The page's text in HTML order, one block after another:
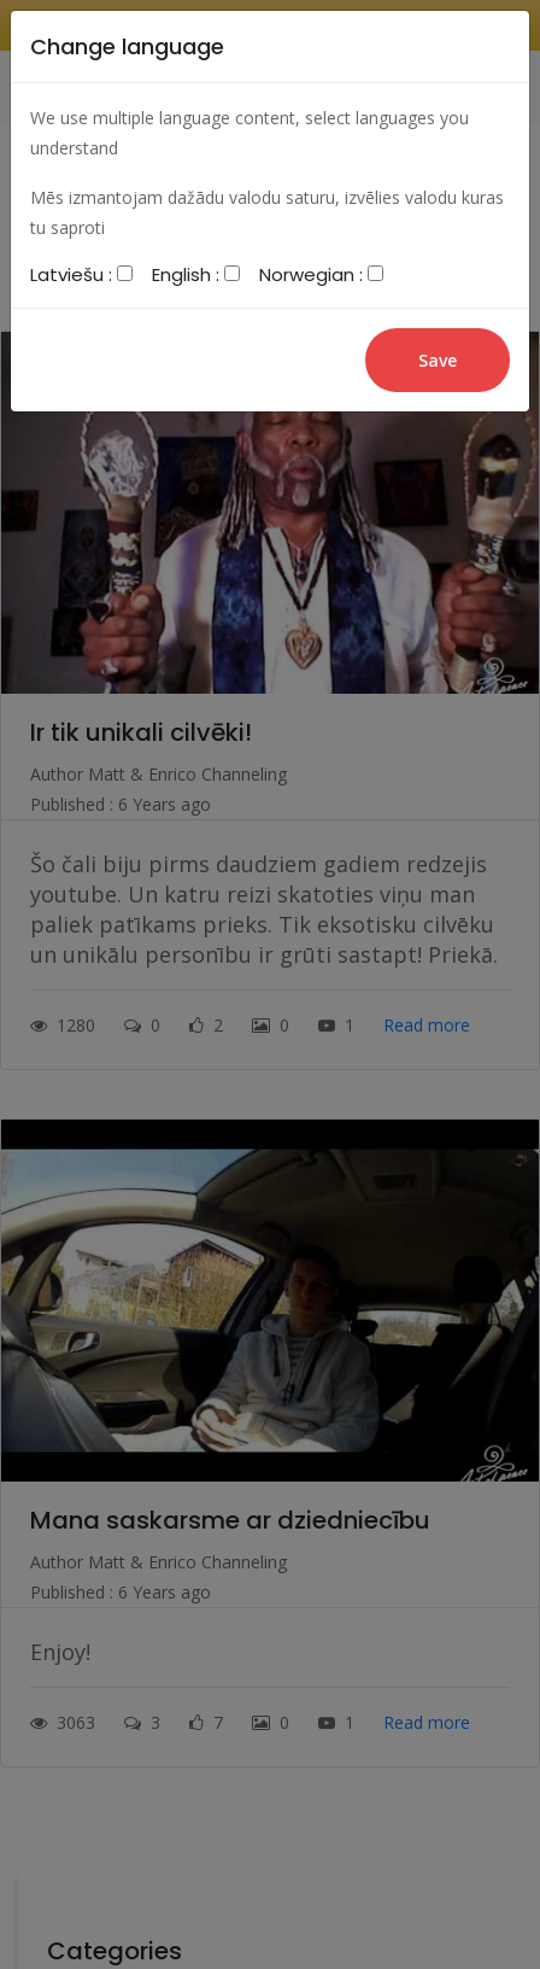
Change language
We use multiple language content, select languages you
understand
Mēs izmantojam dažādu valodu saturu, izvēlies valodu kuras
tu saproti
Latviešu : English : Norwegian :
Most viewed articles Best articles
Most commented articles
Ir tik unikali cilvēki!
Author Matt & Enrico Channeling
Published : 6 Years ago
Šo čali biju pirms daudziem gadiem redzejis
youtube. Un katru reizi skatoties viņu man
paliek patīkams prieks. Tik eksotisku cilvēku
un unikālu personību ir grūti sastapt! Priekā.
1280 0 2 0 1 Read more
Mana saskarsme ar dziedniecību
Author Matt & Enrico Channeling
Published : 6 Years ago
Enjoy!
3063 3 7 0 1 Read more
Categories